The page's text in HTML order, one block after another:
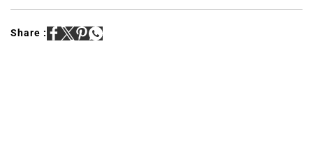
Share :